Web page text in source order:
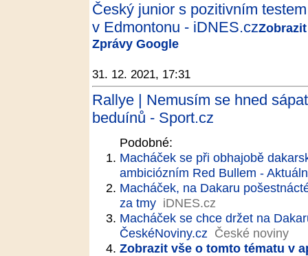
Český junior s pozitivním
v Edmontonu - iDNES.cz
Zprávy Google
31. 12. 2021, 17:31
Rallye | Nemusím se hned
beduínů - Sport.cz
Podobné:
Macháček se při obhajobě
ambiciózním Red Bullem -
Macháček, na Dakaru
za tmy iDNES.cz
Macháček se chce držet na
ČeskéNoviny.cz České noviny
Zobrazit vše o tomto tématu v